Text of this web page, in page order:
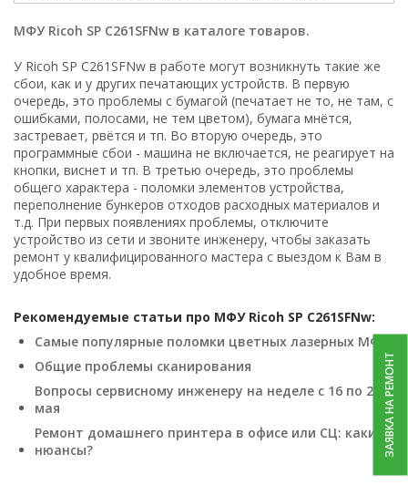
МФУ Ricoh SP C261SFNw в каталоге товаров.
У Ricoh SP C261SFNw в работе могут возникнуть такие же
сбои, как и у других печатающих устройств. В первую
очередь, это проблемы с бумагой (печатает не то, не там, с
ошибками, полосами, не тем цветом), бумага мнётся,
застревает, рвётся и тп. Во вторую очередь, это
программные сбои - машина не включается, не реагирует на
кнопки, виснет и тп. В третью очередь, это проблемы
общего характера - поломки элементов устройства,
переполнение бункеров отходов расходных материалов и
т.д. При первых появлениях проблемы, отключите
устройство из сети и звоните инженеру, чтобы заказать
ремонт у квалифицированного мастера с выездом к Вам в
удобное время.
Рекомендуемые статьи про МФУ Ricoh SP C261SFNw:
Самые популярные поломки цветных лазерных МФУ
Общие проблемы сканирования
Вопросы сервисному инженеру на неделе с 16 по 20
мая
Ремонт домашнего принтера в офисе или СЦ: какие
нюансы?
ЗАЯВКА НА РЕМОНТ